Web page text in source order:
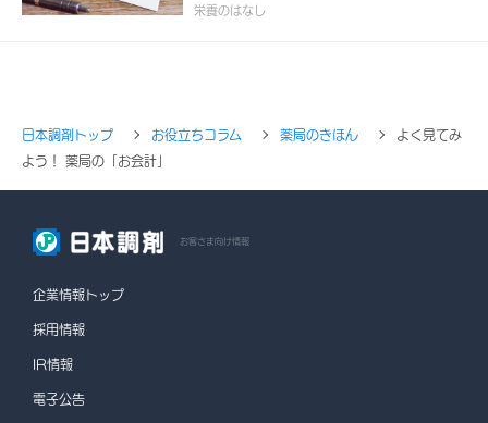
栄養のはなし
日本調剤トップ お役立ちコラム 薬局のきほん
よく見てみ
よう！ 薬局の「お会計」
お客さま向け情報
企業情報トップ
採用情報
IR情報
電子公告